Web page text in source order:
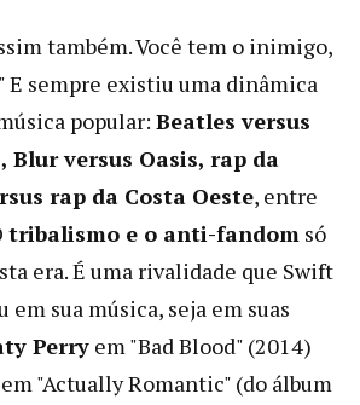
também. Você tem o inimigo,
E sempre existiu uma dinâmica
popular: Beatles versus
Blur versus Oasis, rap da
rap da Costa Oeste, entre
tribalismo e o anti-fandom só
era. É uma rivalidade que Swift
em sua música, seja em suas
Perry em "Bad Blood" (2014)
"Actually Romantic" (do álbum